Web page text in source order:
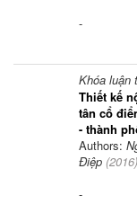
-
Khóa luận
Thiết kế
tân cổ
- thành
Authors:
Điệp (2016)
-